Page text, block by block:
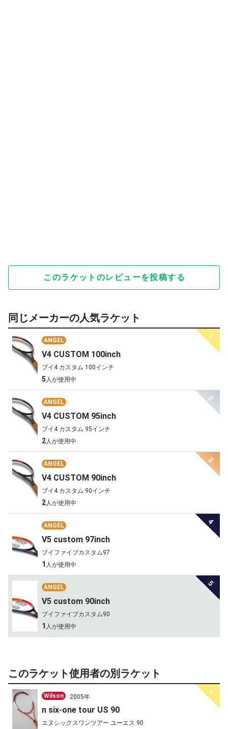
このラケットのレビューを投稿する
同じメーカーの人気ラケット
ANGEL
V4 CUSTOM 100inch
ブイ4 カスタム 100インチ
5 人が使用中
1
ANGEL
V4 CUSTOM 95inch
ブイ4 カスタム 95インチ
2 人が使用中
2
ANGEL
V4 CUSTOM 90inch
ブイ4 カスタム 90インチ
2 人が使用中
3
ANGEL
V5 custom 97inch
ブイファイブカスタム97
1 人が使用中
4
ANGEL
V5 custom 90inch
ブイファイブカスタム90
1 人が使用中
5
このラケット使用者の別ラケット
Wilson 2005年
n six-one tour US 90
エヌシックスワンツアー ユーエス 90
1